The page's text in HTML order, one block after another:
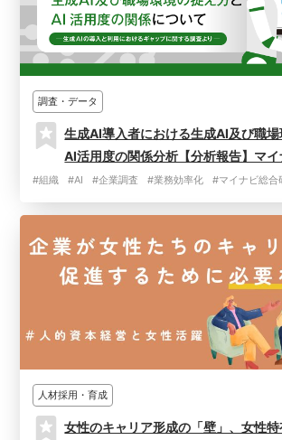
調査・データ
生成AI導入者における生成AI及び職
AI活用度の関係分析【分析報告】マ
#組織 #AI #企業調査 #業務効率化 #マイナビ総合
人材採用・育成
女性のキャリア形成の「壁」、女性